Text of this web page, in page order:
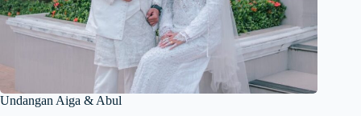
Undangan Aiga & Abul